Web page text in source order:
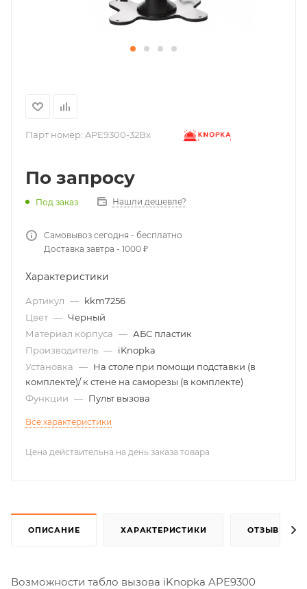
Парт номер: APE9300-32Bx
По запросу
Под заказ Нашли дешевле?
Самовывоз сегодня - бесплатно
Доставка завтра - 1000 ₽
Характеристики
Артикул — kkm7256
Цвет — Черный
Материал корпуса — АБС пластик
Производитель — iKnopka
Установка — На столе при помощи подставки (в
комплекте)/ к стене на саморезы (в комплекте)
Функции — Пульт вызова
Все характеристики
Цена действительна на день заказа товара
ОПИСАНИЕ ХАРАКТЕРИСТИКИ ОТЗЫВЫ
Возможности табло вызова iKnopka APE9300